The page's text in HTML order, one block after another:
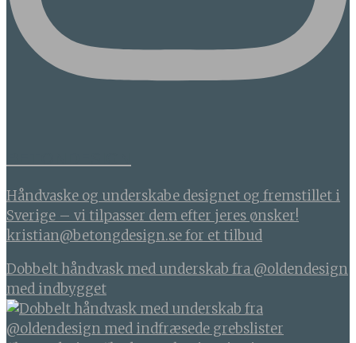
Håndvaske og underskabe designet og fremstillet i
Sverige – vi tilpasser dem efter jeres ønsker!
kristian@betongdesign.se for et tilbud
Dobbelt håndvask med underskab fra @oldendesign
med indbygget